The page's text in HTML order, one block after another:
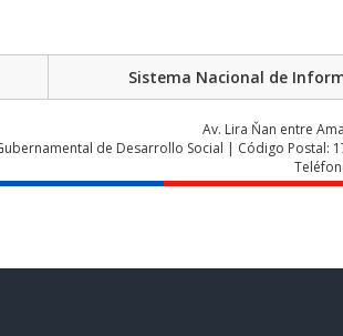
Sistema Nacional de
Av. Lira Ňan entre
de Desarrollo Social | Código Postal: